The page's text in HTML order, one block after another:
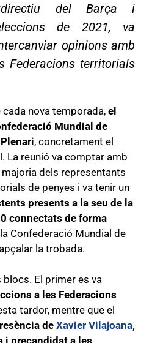
del Barça i
de 2021, va
opinions amb
Federacions territorials
cada nova temporada, el
Mundial de
, concretament el
La reunió va comptar amb
dels representants
de penyes i va tenir un
presents a la seu de la
connectats de forma
Confederació Mundial de
la trobada.
blocs. El primer es va
a les Federacions
tardor, mentre que el
deXavier Vilajoana,